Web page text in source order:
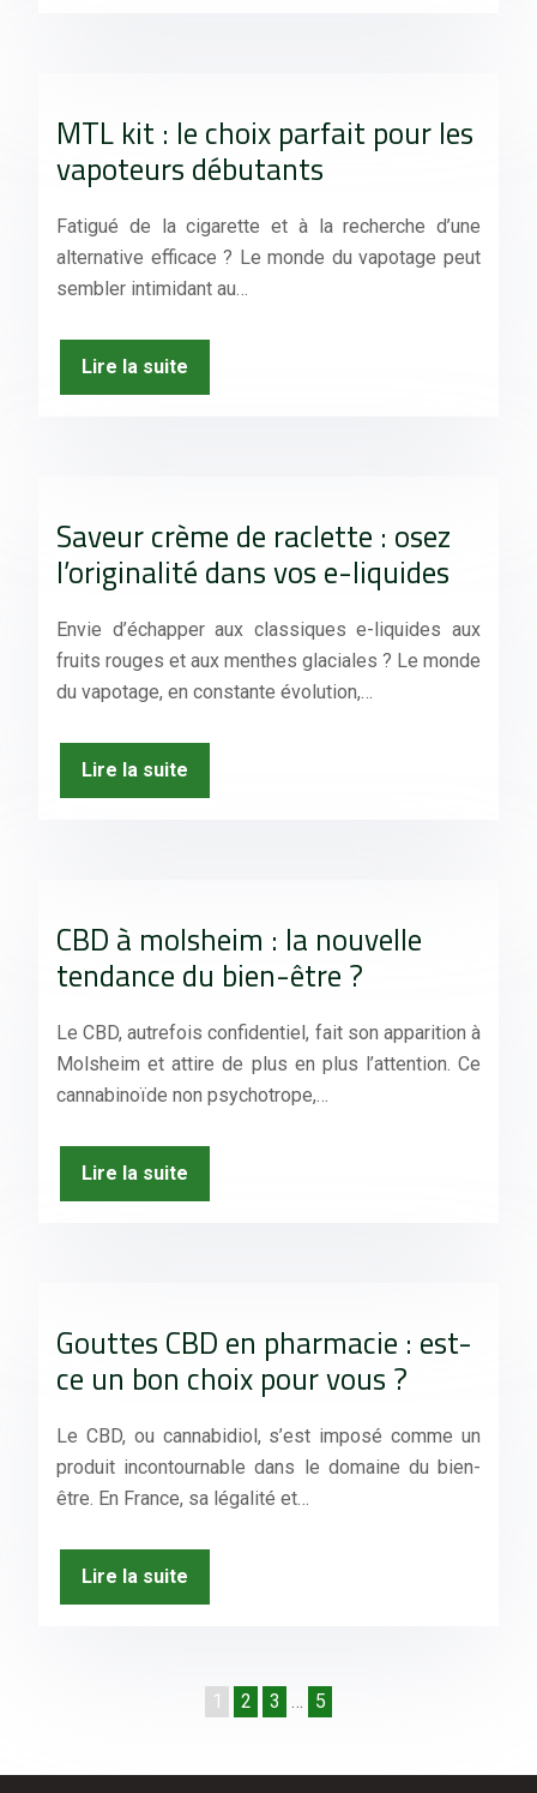
MTL kit : le choix parfait pour les
vapoteurs débutants
Fatigué de la cigarette et à la recherche d’une
alternative efficace ? Le monde du vapotage peut
sembler intimidant au…
Lire la suite
Saveur crème de raclette : osez
l’originalité dans vos e-liquides
Envie d’échapper aux classiques e-liquides aux
fruits rouges et aux menthes glaciales ? Le monde
du vapotage, en constante évolution,…
Lire la suite
CBD à molsheim : la nouvelle
tendance du bien-être ?
Le CBD, autrefois confidentiel, fait son apparition à
Molsheim et attire de plus en plus l’attention. Ce
cannabinoïde non psychotrope,…
Lire la suite
Gouttes CBD en pharmacie : est-
ce un bon choix pour vous ?
Le CBD, ou cannabidiol, s’est imposé comme un
produit incontournable dans le domaine du bien-
être. En France, sa légalité et…
Lire la suite
1 2 3 … 5